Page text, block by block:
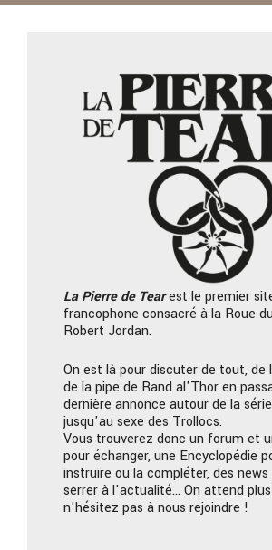
La Pierrede Tearest le premier
francophone consacré à la Roue
Robert Jordan.
On est là pour discuter de tout, de
de la pipe de Rand al'Thor en
dernière annonce autour de la
jusqu'au sexe des Trollocs.
Vous trouverez donc un forum et
pour échanger, une Encyclopédie
instruire ou la compléter, des
serrer à l'actualité… On attend plus
n'hésitez pas à nous rejoindre !